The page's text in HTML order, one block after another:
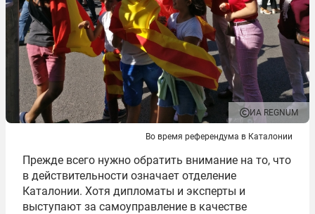
ИА REGNUM
Во время референдума в Каталонии
Прежде всего нужно обратить внимание на то, что
в действительности означает отделение
Каталонии. Хотя дипломаты и эксперты и
выступают за самоуправление в качестве